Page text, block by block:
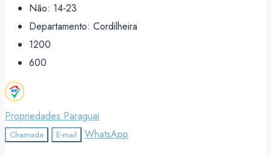
Não: 14-23
Departamento: Cordilheira
1200
600
Propriedades Paraguai
Chamada E-mail WhatsApp